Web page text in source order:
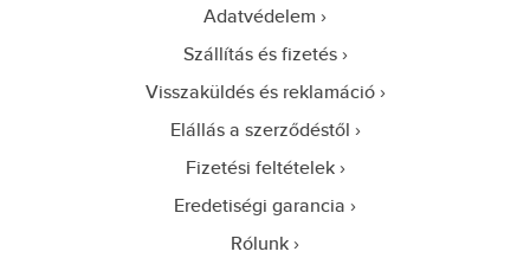
Adatvédelem
Szállítás és fizetés
Visszaküldés és reklamáció
Elállás a szerződéstől
Fizetési feltételek
Eredetiségi garancia
Rólunk